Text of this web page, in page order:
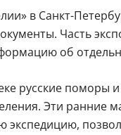
в Санкт-
Часть
об
русские
Эти ранние